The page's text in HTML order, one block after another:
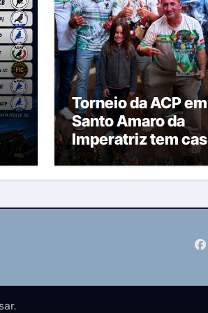
Torneio da ACP em
Santo Amaro da
Imperatriz tem casa
cheia
.